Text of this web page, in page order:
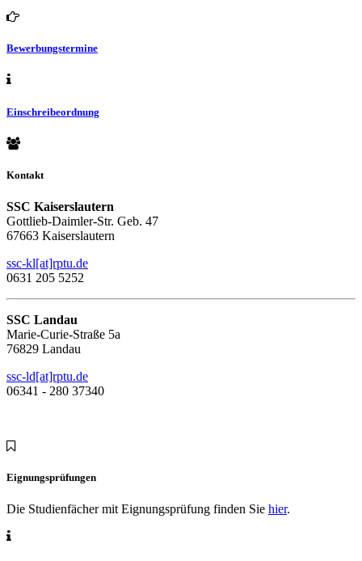
Bewerbungstermine
Einschreibeordnung
Kontakt
SSC Kaiserslautern
Gottlieb-Daimler-Str. Geb. 47
67663 Kaiserslautern
ssc-kl[at]rptu.de
0631 205 5252
SSC Landau
Marie-Curie-Straße 5a
76829 Landau
ssc-ld[at]rptu.de
06341 - 280 37340
Eignungsprüfungen
Die Studienfächer mit Eignungsprüfung finden Sie hier.